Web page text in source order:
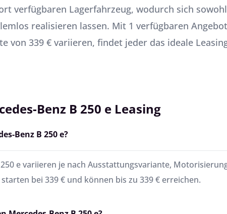
verfügbaren Lagerfahrzeug, wodurch sich
realisieren lassen. Mit 1 verfügbaren
von 339 € variieren, findet jeder das ideale
Benz B 250 e Leasing
Benz B 250 e?
e variieren je nach Ausstattungsvariante,
bei 339 € und können bis zu 339 € erreichen.